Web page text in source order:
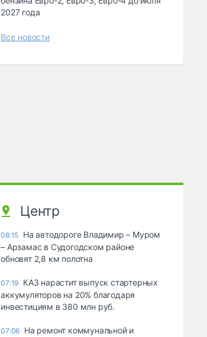
2027 года
Все новости
Центр
08:15 На автодороге Владимир – Муром
– Арзамас в Судогодском районе
обновят 2,8 км полотна
07:19 КАЗ нарастит выпуск стартерных
аккумуляторов на 20% благодаря
инвестициям в 380 млн руб.
07:06 На ремонт коммунальной и